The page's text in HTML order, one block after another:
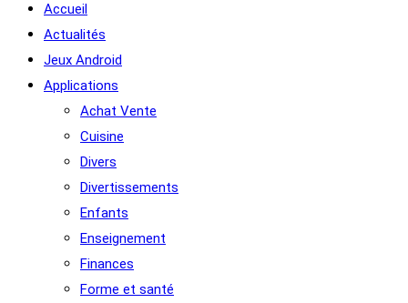
Accueil
Actualités
Jeux Android
Applications
Achat Vente
Cuisine
Divers
Divertissements
Enfants
Enseignement
Finances
Forme et santé